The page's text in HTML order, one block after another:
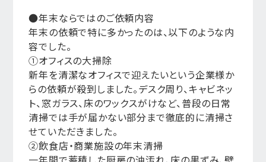
●年末ならではのご依頼内容
年末の依頼で特に多かったのは、以下のような内
容でした。
①オフィスの大掃除
新年を清潔なオフィスで迎えたいという企業様か
らの依頼が殺到しました。デスク周り、キャビネッ
ト、窓ガラス、床のワックスがけなど、普段の日常
清掃では手が届かない部分まで徹底的に清掃さ
せていただきました。
②飲食店・商業施設の年末清掃